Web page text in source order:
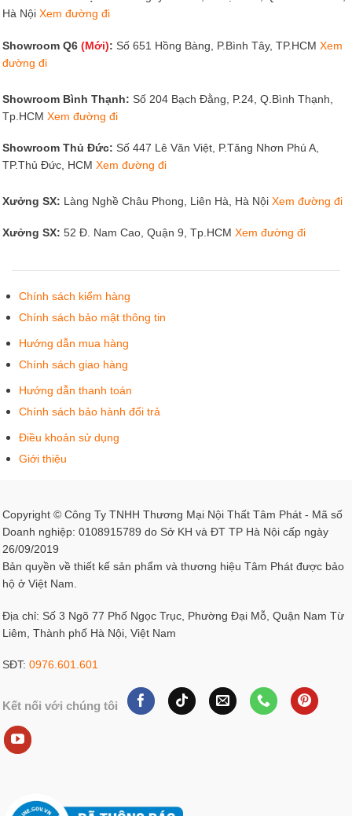
Hà Nội Xem đường đi
Showroom Q6 (Mới): Số 651 Hồng Bàng, P.Bình Tây, TP.HCM Xem
đường đi
Showroom Bình Thạnh: Số 204 Bạch Đằng, P.24, Q.Bình Thạnh,
Tp.HCM Xem đường đi
Showroom Thủ Đức: Số 447 Lê Văn Việt, P.Tăng Nhơn Phú A,
TP.Thủ Đức, HCM Xem đường đi
Xưởng SX: Làng Nghề Châu Phong, Liên Hà, Hà Nội Xem đường đi
Xưởng SX: 52 Đ. Nam Cao, Quận 9, Tp.HCM Xem đường đi
Chính sách kiểm hàng
Chính sách bảo mật thông tin
Hướng dẫn mua hàng
Chính sách giao hàng
Hướng dẫn thanh toán
Chính sách bảo hành đổi trả
Điều khoản sử dụng
Giới thiệu
Copyright © Công Ty TNHH Thương Mại Nội Thất Tâm Phát - Mã số
Doanh nghiệp: 0108915789 do Sở KH và ĐT TP Hà Nội cấp ngày
26/09/2019
Bản quyền về thiết kế sản phẩm và thương hiệu Tâm Phát được bảo
hộ ở Việt Nam.
Địa chỉ: Số 3 Ngõ 77 Phố Ngọc Trục, Phường Đại Mỗ, Quận Nam Từ
Liêm, Thành phố Hà Nội, Việt Nam
SĐT: 0976.601.601
Kết nối với chúng tôi